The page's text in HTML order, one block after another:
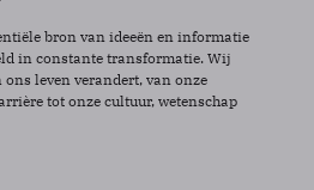
bron van ideeën en informatie
in constante transformatie. Wij
leven verandert, van onze
tot onze cultuur, wetenschap